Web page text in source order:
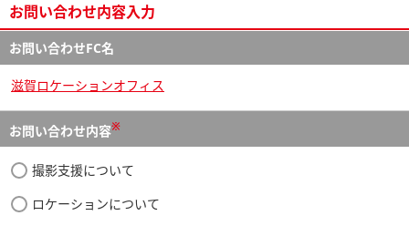
お問い合わせ内容入力
お問い合わせFC名
滋賀ロケーションオフィス
お問い合わせ内容※
撮影支援について
ロケーションについて